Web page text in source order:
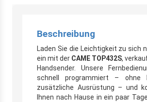
Beschreibung
Laden Sie die Leichtigkeit zu sich
ein mit der CAME TOP432S,
Handsender. Unsere
schnell programmiert – ohne
zusätzliche Ausrüstung – und
Ihnen nach Hause in ein paar